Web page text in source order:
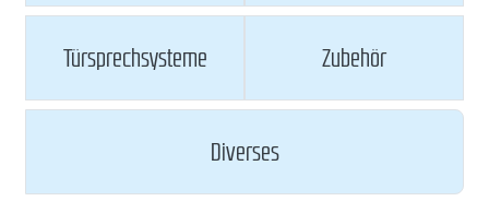
Türsprechsysteme Zubehör
Diverses